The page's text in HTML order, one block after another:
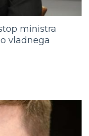
ministra
vladnega